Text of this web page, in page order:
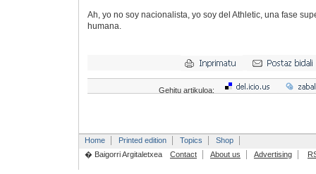
Ah, yo no soy nacionalista, yo soy del Athletic, una fase
humana.
Gehitu artikuloa:
Home Printed edition Topics
Shop
� Baigorri Argitaletxea
Contact About us Advertising